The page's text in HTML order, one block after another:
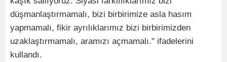
düşmanlaştırmamalı, bizi birbirimize asla hasım
yapmamalı, fikir ayrılıklarımız bizi birbirimizden
uzaklaştırmamalı, aramızı açmamalı." ifadelerini
kullandı.